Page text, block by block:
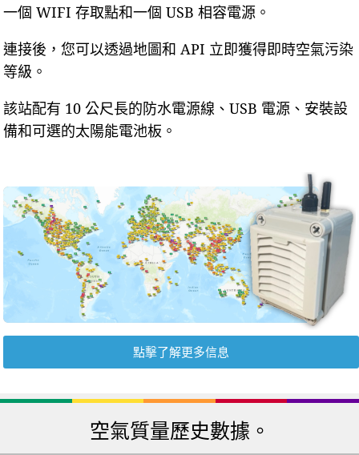
一個 WIFI 存取點和一個 USB 相容電源。
連接後，您可以透過地圖和 API 立即獲得即時空氣污染
等級。
該站配有 10 公尺長的防水電源線、USB 電源、安裝設
備和可選的太陽能電池板。
點擊了解更多信息
空氣質量歷史數據。